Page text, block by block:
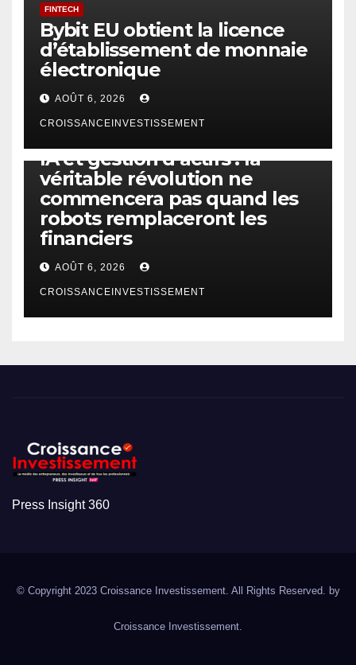
FINTECH
Bybit EU obtient la licence
d’établissement de monnaie
électronique
AOÛT 6, 2026
CROISSANCEINVESTISSEMENT
IA et gestion d’actifs : la
véritable révolution ne
commencera pas quand les
robots remplaceront les
financiers
AOÛT 6, 2026
CROISSANCEINVESTISSEMENT
Press Insight 360
© Copyright 2023 Croissance Investissement. All Rights Reserved. by
Croissance Investissement.